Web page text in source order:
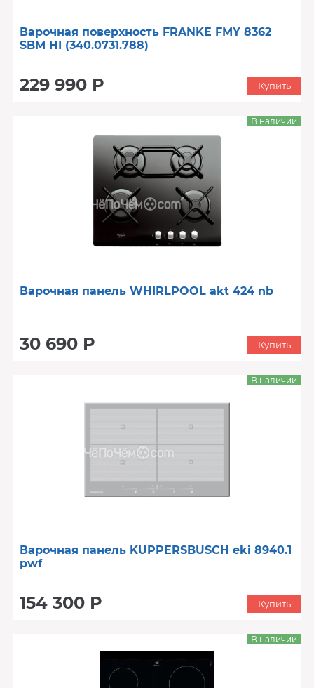
Варочная поверхность FRANKE FMY 8362
SBM HI (340.0731.788)
229 990 Р Купить
Варочная панель WHIRLPOOL akt 424 nb
30 690 Р
В наличии
Купить
Варочная панель KUPPERSBUSCH eki 8940.1
pwf
154 300 Р
В наличии
Купить
В наличии